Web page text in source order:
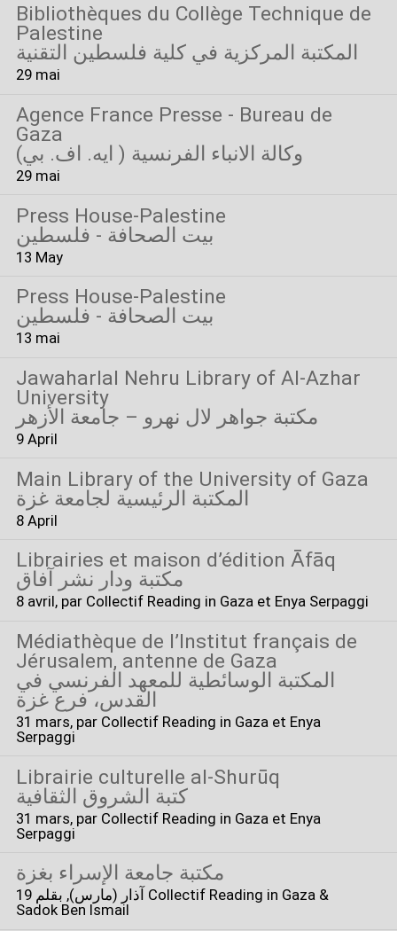
Bibliothèques du Collège Technique de
Palestine
المكتبة المركزية في كلية فلسطين التقنية
29 mai
Agence France Presse - Bureau de
Gaza
(وكالة الانباء الفرنسية ( ايه. اف. بي
29 mai
Press House-Palestine
بيت الصحافة - فلسطين
13 May
Press House-Palestine
بيت الصحافة - فلسطين
13 mai
Jawaharlal Nehru Library of Al-Azhar
University
مكتبة جواهر لال نهرو – جامعة الأزهر
9 April
Main Library of the University of Gaza
المكتبة الرئيسية لجامعة غزة
8 April
Librairies et maison d’édition Āfāq
مكتبة ودار نشر آفاق
8 avril, par Collectif Reading in Gaza et Enya Serpaggi
Médiathèque de l’Institut français de
Jérusalem, antenne de Gaza
المكتبة الوسائطية للمعهد الفرنسي في
القدس، فرع غزة
31 mars, par Collectif Reading in Gaza et Enya
Serpaggi
Librairie culturelle al-Shurūq
كتبة الشروق الثقافية
31 mars, par Collectif Reading in Gaza et Enya
Serpaggi
مكتبة جامعة الإسراء بغزة
19 آذار (مارس), بقلم Collectif Reading in Gaza &
Sadok Ben Ismail